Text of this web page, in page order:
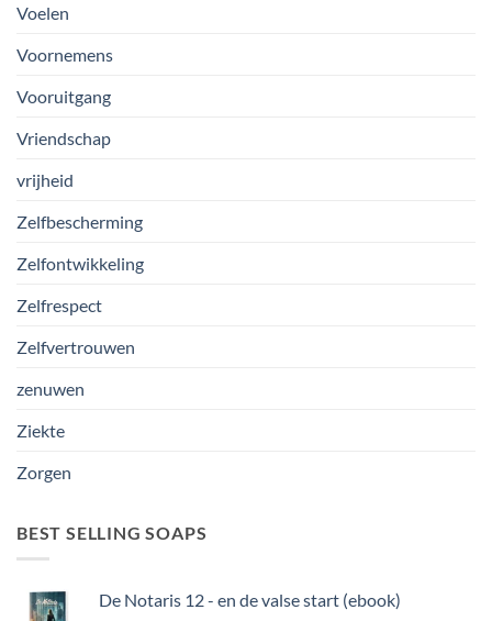
Voelen
Voornemens
Vooruitgang
Vriendschap
vrijheid
Zelfbescherming
Zelfontwikkeling
Zelfrespect
Zelfvertrouwen
zenuwen
Ziekte
Zorgen
BEST SELLING SOAPS
De Notaris 12 - en de valse start (ebook)